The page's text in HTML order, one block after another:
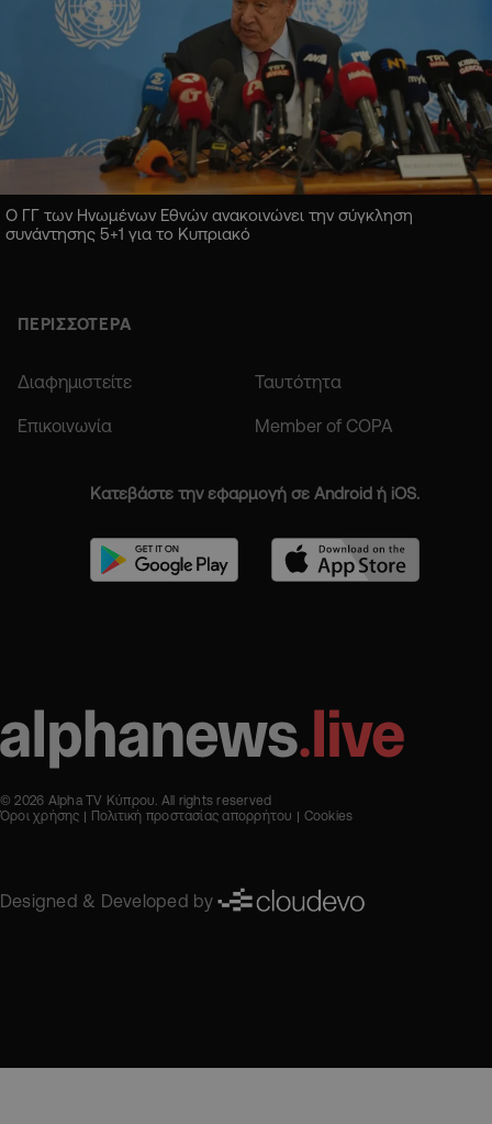
Ο ΓΓ των Ηνωμένων Εθνών ανακοινώνει την σύγκληση
συνάντησης 5+1 για το Κυπριακό
ΠΕΡΙΣΣΟΤΕΡΑ
Διαφημιστείτε Ταυτότητα
Επικοινωνία Member of COPA
Κατεβάστε την εφαρμογή σε Android ή iOS.
© 2026 Alpha TV Κύπρου. All rights reserved
Όροι χρήσης
Πολιτική προστασίας απορρήτου Cookies
Designed & Developed by